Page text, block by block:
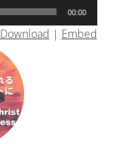
00:00
Download | Embed